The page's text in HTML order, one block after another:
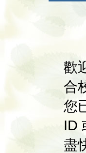
歡
合
您
ID
盡